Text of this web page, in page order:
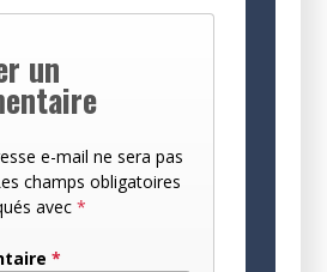
un
e-mail ne sera pas
champs obligatoires
avec *
*